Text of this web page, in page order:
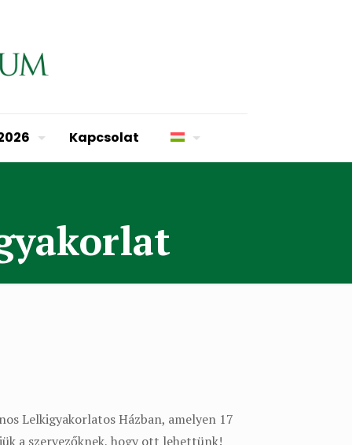
Kapcsolat
Lelkigyakorlatos Házban, amelyen 17
a szervezőknek, hogy ott lehettünk!